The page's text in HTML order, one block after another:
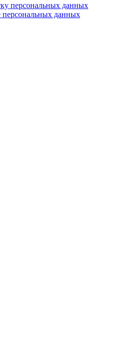
персональных данных
данных